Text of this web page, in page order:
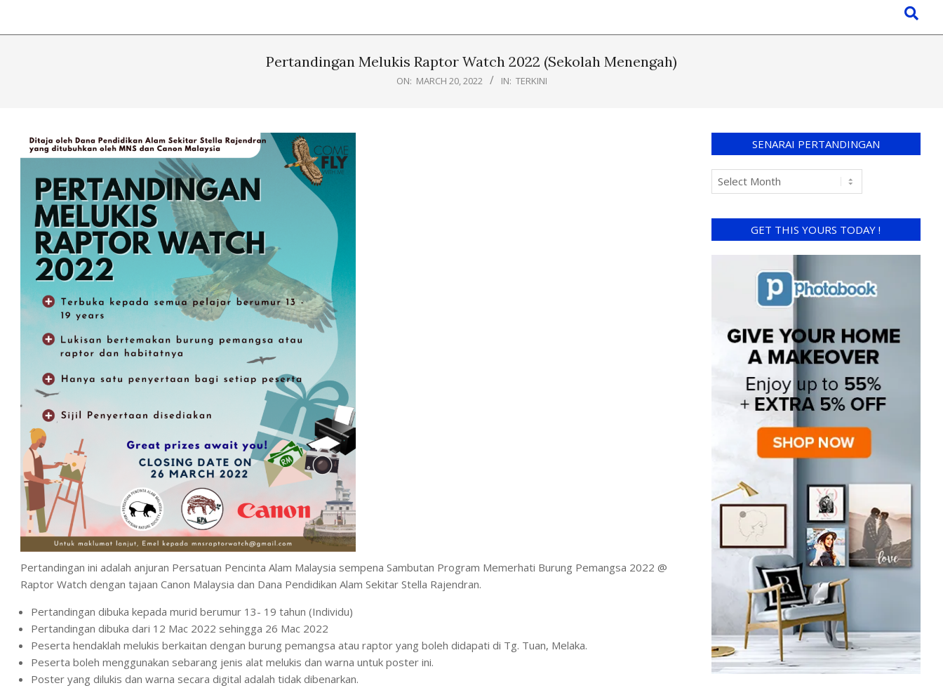
Pertandingan Melukis Raptor Watch 2022 (Sekolah Menengah)
ON: MARCH 20, 2022 IN: TERKINI
Pertandingan ini adalah anjuran Persatuan Pencinta Alam Malaysia sempena Sambutan Program Memerhati Burung Pemangsa 2022 @
Raptor Watch dengan tajaan Canon Malaysia dan Dana Pendidikan Alam Sekitar Stella Rajendran.
Pertandingan dibuka kepada murid berumur 13- 19 tahun (Individu)
Pertandingan dibuka dari 12 Mac 2022 sehingga 26 Mac 2022
Peserta hendaklah melukis berkaitan dengan burung pemangsa atau raptor yang boleh didapati di Tg. Tuan, Melaka.
Peserta boleh menggunakan sebarang jenis alat melukis dan warna untuk poster ini.
Poster yang dilukis dan warna secara digital adalah tidak dibenarkan.
SENARAI PERTANDINGAN
GET THIS YOURS TODAY !